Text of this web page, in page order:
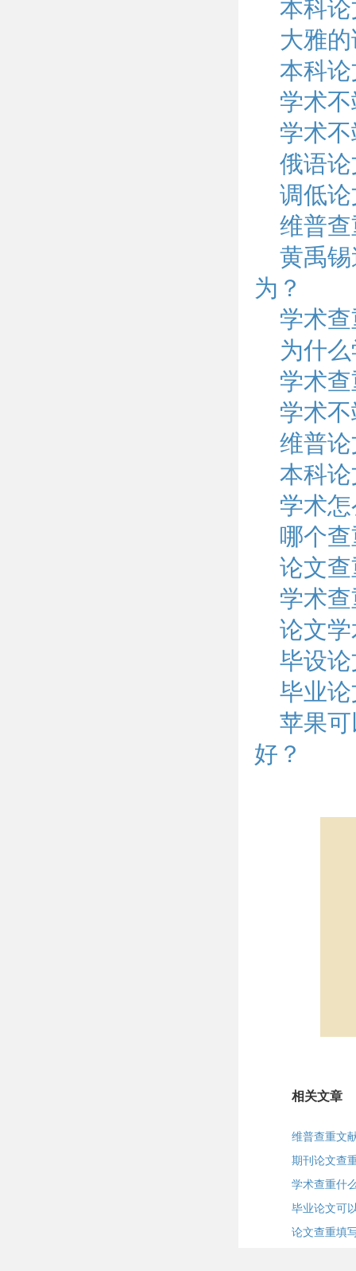
本科
大雅
本科
学术
学术
俄语
调低
维普
黄禹
为？
学术
为什
学术
学术
维普
本科
学术
哪个
论文
学术
论文
毕设
毕业
苹果
好？
相关文章
维普查重文
期刊论文查
学术查重什
毕业论文可
论文查重填